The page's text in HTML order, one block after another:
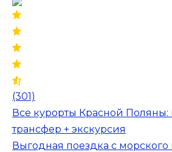
(301)
Все курорты Красной Поляны:
трансфер + экскурсия
Выгодная поездка с